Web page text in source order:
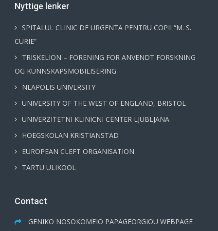
Νyttige lenker
SPITALUL CLINIC DE URGENTA PENTRU COPII “M. S.
CURIE”
TRISKELION – FORENING FOR ANVENDT FORSKNING
OG KUNNSKAPSMOBILISERING
NEAPOLIS UNIVERSITY
UNIVERSITY OF THE WEST OF ENGLAND, BRISTOL
UNIVERZITETNI KLINICNI CENTER LJUBLJANA
HOEGSKOLAN KRISTIANSTAD
EUROPEAN CLEFT ORGANISATION
TARTU ULIKOOL
Contact
GENIKO NOSOKOMEIO PAPAGEORGIOU WEBPAGE